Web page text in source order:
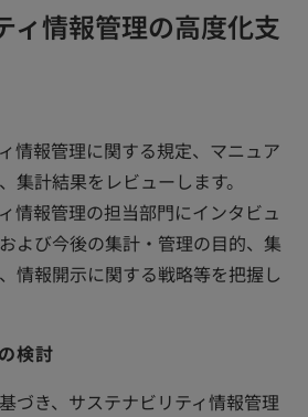
ィ情報管理の高度化支
情報管理に関する規定、マニュア
集計結果をレビューします。
情報管理の担当部門にインタビュ
よび今後の集計・管理の目的、集
情報開示に関する戦略等を把握し
検討
づき、サステナビリティ情報管理